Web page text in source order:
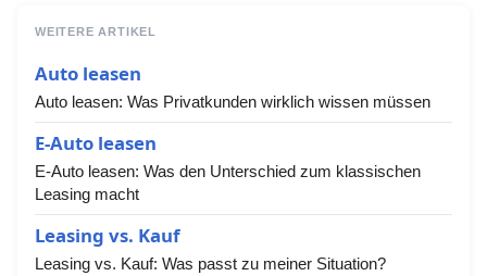
WEITERE ARTIKEL
Auto leasen
Auto leasen: Was Privatkunden wirklich wissen müssen
E-Auto leasen
E-Auto leasen: Was den Unterschied zum klassischen
Leasing macht
Leasing vs. Kauf
Leasing vs. Kauf: Was passt zu meiner Situation?